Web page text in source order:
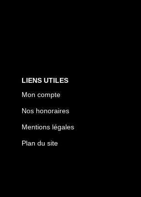
LIENS UTILES
Mon compte
Nos honoraires
Mentions légales
Plan du site